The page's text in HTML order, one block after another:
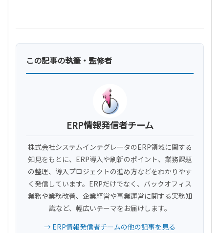
この記事の執筆・監修者
ERP情報発信者チーム
株式会社システムインテグレータのERP領域に関する
知見をもとに、ERP導入や刷新のポイント、業務課題
の整理、導入プロジェクトの進め方などをわかりやす
く発信しています。ERPだけでなく、バックオフィス
業務や業務改善、企業経営や事業運営に関する実務知
識など、幅広いテーマをお届けします。
→ ERP情報発信者チームの他の記事を見る